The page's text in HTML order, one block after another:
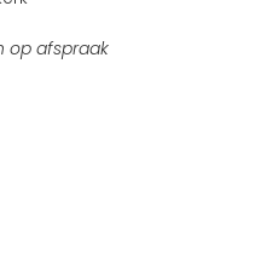
op afspraak